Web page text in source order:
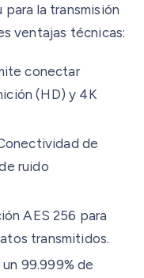
la transmisión
ventajas técnicas:
conectar
(HD) y 4K
de
ruido
AES 256 para
transmitidos.
99.999% de